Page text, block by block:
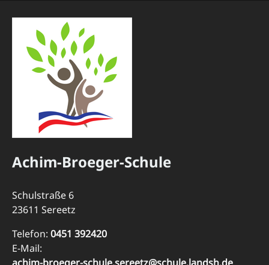
Achim-Broeger-Schule
Schulstraße 6
23611 Sereetz
Telefon: 0451 392420
E-Mail: